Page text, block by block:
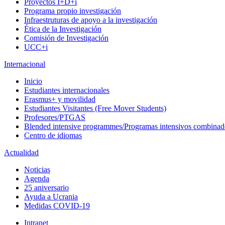
Proyectos I+D+i
Programa propio investigación
Infraestruturas de apoyo a la investigación
Ética de la Investigación
Comisión de Investigación
UCC+i
Internacional
Inicio
Estudiantes internacionales
Erasmus+ y movilidad
Estudiantes Visitantes (Free Mover Students)
Profesores/PTGAS
Blended intensive programmes/Programas intensivos
Centro de idiomas
Actualidad
Noticias
Agenda
25 aniversario
Ayuda a Ucrania
Medidas COVID-19
Intranet